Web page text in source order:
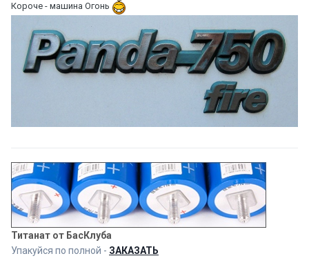
Короче - машина Огонь
Титанат от БасКлуба
Упакуйся по полной - ЗАКАЗАТЬ